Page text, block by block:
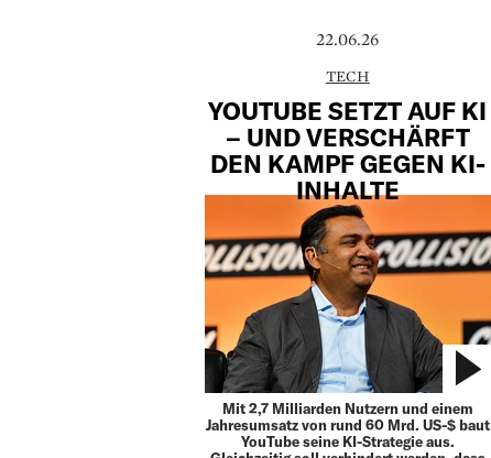
22.06.26
TECH
YOUTUBE SETZT AUF KI
– UND VERSCHÄRFT
DEN KAMPF GEGEN KI-
INHALTE
Mit 2,7 Milliarden Nutzern und einem
Jahresumsatz von rund 60 Mrd. US-$ baut
YouTube seine KI-Strategie aus.